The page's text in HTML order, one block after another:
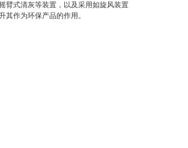
臂式清灰等装置，以及采用如旋风装置
其作为环保产品的作用。